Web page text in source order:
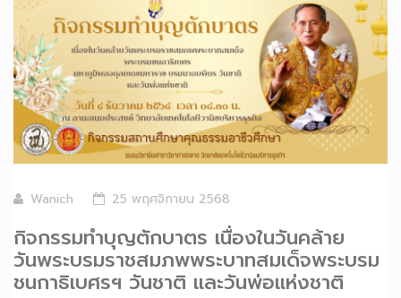
Wanich 25 พฤศจิกายน 2568
กิจกรรมทำบุญตักบาตร เนื่องในวันคล้าย
วันพระบรมราชสมภพพระบาทสมเด็จพระบรม
ชนกาธิเบศรฯ วันชาติ และวันพ่อแห่งชาติ